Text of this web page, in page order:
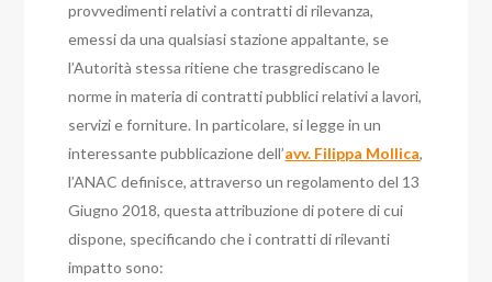
provvedimenti relativi a contratti di rilevanza,
emessi da una qualsiasi stazione appaltante, se
l’Autorità stessa ritiene che trasgrediscano le
norme in materia di contratti pubblici relativi a lavori,
servizi e forniture. In particolare, si legge in un
interessante pubblicazione dell’avv. Filippa Mollica,
l’ANAC definisce, attraverso un regolamento del 13
Giugno 2018, questa attribuzione di potere di cui
dispone, specificando che i contratti di rilevanti
impatto sono: